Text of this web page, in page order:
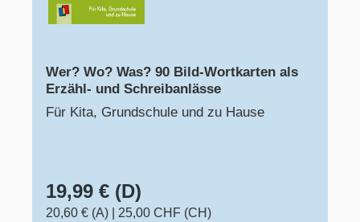
Wer? Wo? Was? 90 Bild-Wortkarten als
Erzähl- und Schreibanlässe
Für Kita, Grundschule und zu Hause
19,99 € (D)
20,60 € (A)
25,00 CHF (CH)